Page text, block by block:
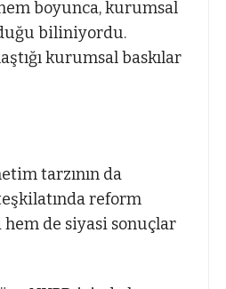
boyunca, kurumsal
biliniyordu.
kurumsal baskılar
tarzının da
reform
de siyasi sonuçlar